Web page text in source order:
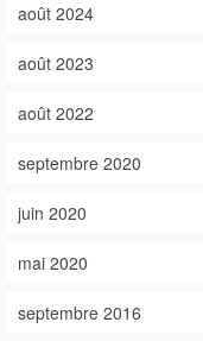
août 2024
août 2023
août 2022
septembre 2020
juin 2020
mai 2020
septembre 2016